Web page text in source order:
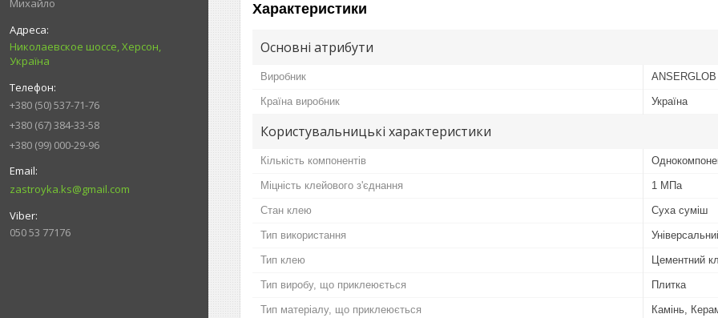
Михайло
Николаевское шоссе, Херсон,
Україна
+380 (50) 537-71-76
+380 (67) 384-33-58
+380 (99) 000-29-96
zastroyka.ks@gmail.com
050 53 77176
Характеристики
Основні атрибути
Виробник ANSERGLOB
Країна виробник Україна
Користувальницькі характеристики
Кількість компонентів
Міцність клейового з'єднання 1 МПа
Стан клею Суха суміш
Тип використання
Тип клею Цементний
Тип виробу, що приклеюється Плитка
Тип матеріалу, що приклеюється Камінь,